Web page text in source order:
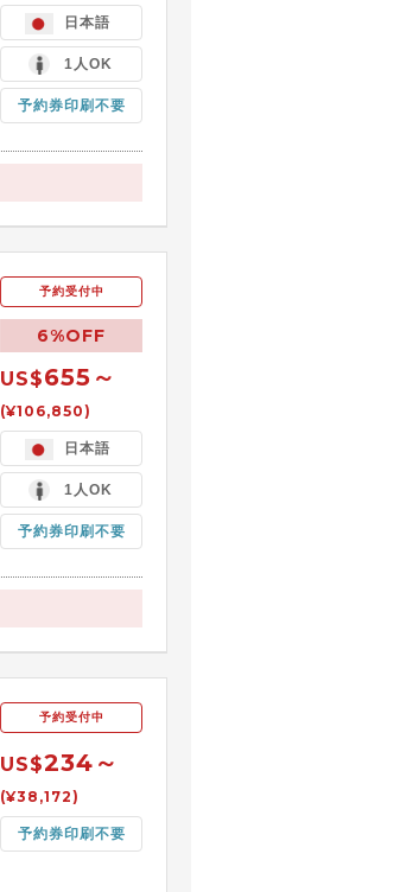
日本語
1人OK
予約券印刷不要
予約受付中
6%OFF
US$655～
(¥106,850)
日本語
1人OK
予約券印刷不要
予約受付中
US$234～
(¥38,172)
予約券印刷不要